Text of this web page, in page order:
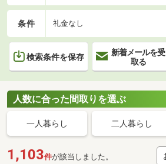
条件 礼金なし
検索条件を保存
新着メールを受
取る
人数に合った間取りを選ぶ
一人暮らし 二人暮らし
1,103件が該当しました。